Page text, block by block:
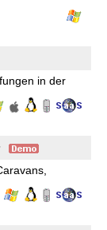
in der